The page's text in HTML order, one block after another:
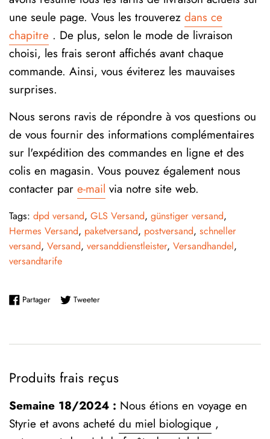
une seule page. Vous les trouverez dans ce
chapitre . De plus, selon le mode de livraison
choisi, les frais seront affichés avant chaque
commande. Ainsi, vous éviterez les mauvaises
surprises.
Nous serons ravis de répondre à vos questions ou
de vous fournir des informations complémentaires
sur l'expédition des commandes en ligne et des
colis en magasin. Vous pouvez également nous
contacter par e-mail via notre site web.
Tags: dpd versand, GLS Versand, günstiger versand,
Hermes Versand, paketversand, postversand, schneller
versand, Versand, versanddienstleister, Versandhandel,
versandtarife
PartagerPartager sur Facebook
TweeterTweeter sur Twitter
Produits frais reçus
Semaine 18/2024 : Nous étions en voyage en
Styrie et avons acheté du miel biologique ,